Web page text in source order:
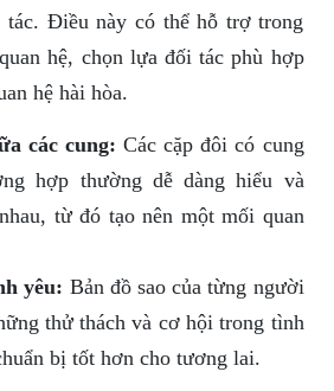
tác. Điều này có thể hỗ trợ trong
hệ, chọn lựa đối tác phù hợp
hệ hài hòa.
các cung: Các cặp đôi có cung
hợp thường dễ dàng hiểu và
từ đó tạo nên một mối quan
yêu: Bản đồ sao của từng người
thử thách và cơ hội trong tình
bị tốt hơn cho tương lai.